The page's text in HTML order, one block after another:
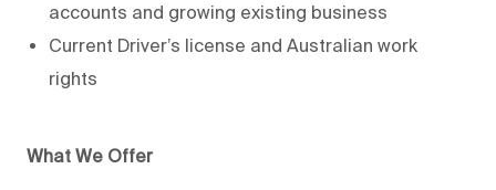
accounts and growing existing business
Current Driver’s license and Australian work
rights
What We Offer